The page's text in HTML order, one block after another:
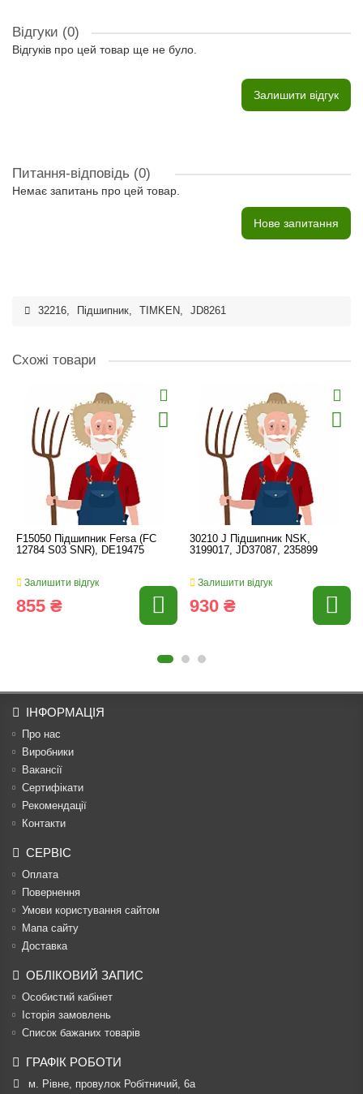
Відгуки (0)
Відгуків про цей товар ще не було.
Залишити відгук
Питання-відповідь (0)
Немає запитань про цей товар.
Нове запитання
32216, Підшипник, TIMKEN, JD8261
Схожі товари
F15050 Підшипник Fersa (FC
12784 S03 SNR), DE19475
Залишити відгук
855 ₴
30210 J Підшипник NSK,
3199017, JD37087, 235899
Залишити відгук
930 ₴
ІНФОРМАЦІЯ
Про нас
Виробники
Вакансії
Сертифікати
Рекомендації
Контакти
СЕРВІС
Оплата
Повернення
Умови користування сайтом
Мапа сайту
Доставка
ОБЛІКОВИЙ ЗАПИС
Особистий кабінет
Історія замовлень
Список бажаних товарів
ГРАФІК РОБОТИ
м. Рівне, провулок Робітничий, 6а